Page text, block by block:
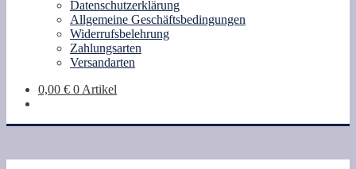
Datenschutzerklärung
Allgemeine Geschäftsbedingungen
Widerrufsbelehrung
Zahlungsarten
Versandarten
0,00 € 0 Artikel